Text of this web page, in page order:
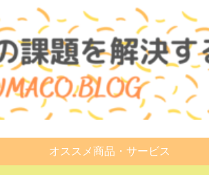
オススメ商品・サービス